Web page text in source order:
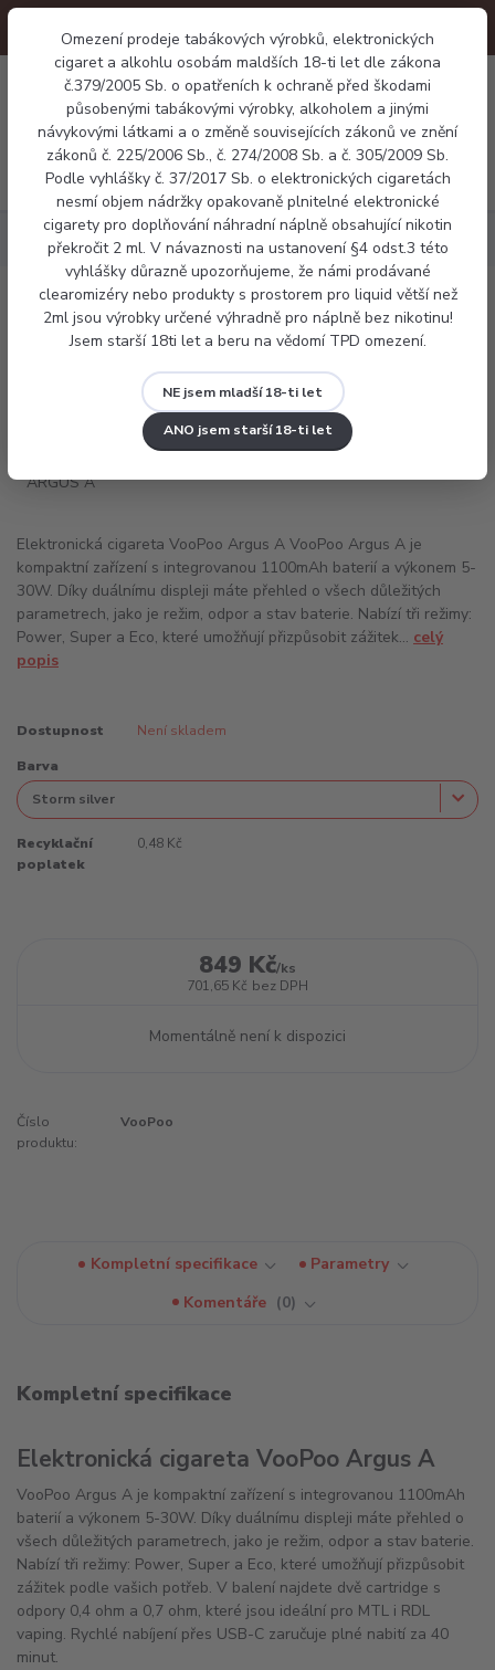
Omezení prodeje tabákových výrobků, elektronických
cigaret a alkohlu osobám maldších 18-ti let dle zákona
č.379/2005 Sb. o opatřeních k ochraně před škodami
působenými tabákovými výrobky, alkoholem a jinými
návykovými látkami a o změně souvisejících zákonů ve znění
zákonů č. 225/2006 Sb., č. 274/2008 Sb. a č. 305/2009 Sb.
Podle vyhlášky č. 37/2017 Sb. o elektronických cigaretách
nesmí objem nádržky opakovaně plnitelné elektronické
cigarety pro doplňování náhradní náplně obsahující nikotin
překročit 2 ml. V návaznosti na ustanovení §4 odst.3 této
vyhlášky důrazně upozorňujeme, že námi prodávané
clearomizéry nebo produkty s prostorem pro liquid větší než
2ml jsou výrobky určené výhradně pro náplně bez nikotinu!
Jsem starší 18ti let a beru na vědomí TPD omezení.
NE jsem mladší 18-ti let
ANO jsem starší 18-ti let
Menu
0 Kč
Elektronické cigarety VOOPOO ARGUS A
VOOPOO ARGUS A
Elektronická cigareta VooPoo Argus A VooPoo Argus A je
kompaktní zařízení s integrovanou 1100mAh baterií a výkonem 5-
30W. Díky duálnímu displeji máte přehled o všech důležitých
parametrech, jako je režim, odpor a stav baterie. Nabízí tři režimy:
Power, Super a Eco, které umožňují přizpůsobit zážitek... celý
popis
Dostupnost Není skladem
Barva
Recyklační
poplatek
0,48 Kč
849 Kč/ks
701,65 Kč bez DPH
Momentálně není k dispozici
Číslo
produktu:
VooPoo
Kompletní specifikace
Parametry
Komentáře
0
Kompletní specifikace
Elektronická cigareta VooPoo Argus A
VooPoo Argus A je kompaktní zařízení s integrovanou 1100mAh
baterií a výkonem 5-30W. Díky duálnímu displeji máte přehled o
všech důležitých parametrech, jako je režim, odpor a stav baterie.
Nabízí tři režimy: Power, Super a Eco, které umožňují přizpůsobit
zážitek podle vašich potřeb. V balení najdete dvě cartridge s
odpory 0,4 ohm a 0,7 ohm, které jsou ideální pro MTL i RDL
vaping. Rychlé nabíjení přes USB-C zaručuje plné nabití za 40
minut.